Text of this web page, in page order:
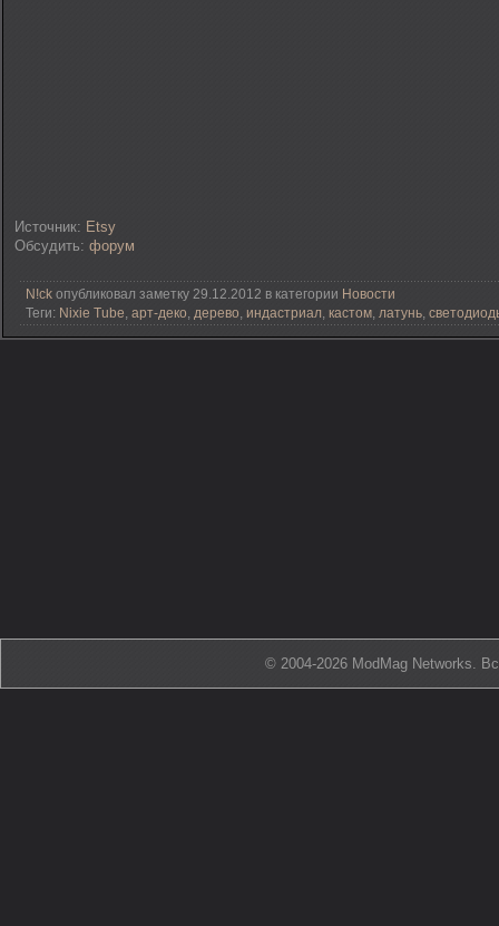
Источник: Etsy
Обсудить: форум
N!ck опубликовал заметку 29.12.2012 в категории Новости
Теги: Nixie Tube, арт-деко, дерево, индастриал, кастом, латунь,
© 2004-2026 ModMag Networks.